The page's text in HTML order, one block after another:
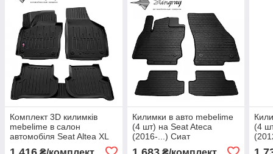
Комплект 3D килимків
mebelime в салон
автомобіля Seat Altea XL
Килимки в авто mebelime
(4 шт) на Seat Ateca
(2016-...) Сиат
(4